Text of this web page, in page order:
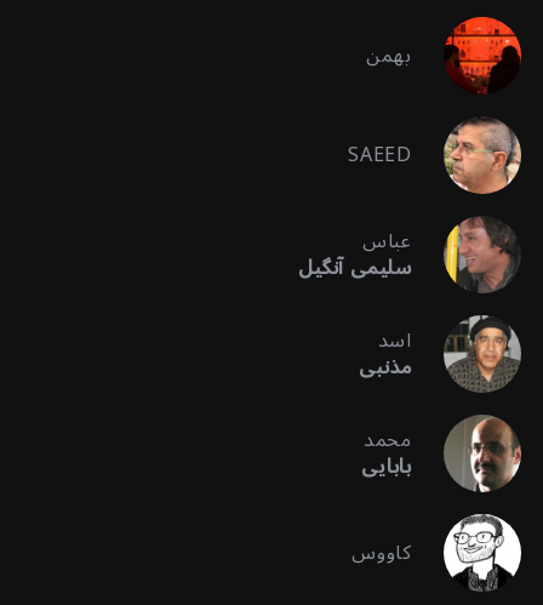
بهمن
SAEED
عباس
سلیمی آنگیل
اسد
مذنبی
محمد
بابایی
کاووس